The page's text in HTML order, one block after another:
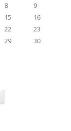
8
9
15
16
22
23
29
30